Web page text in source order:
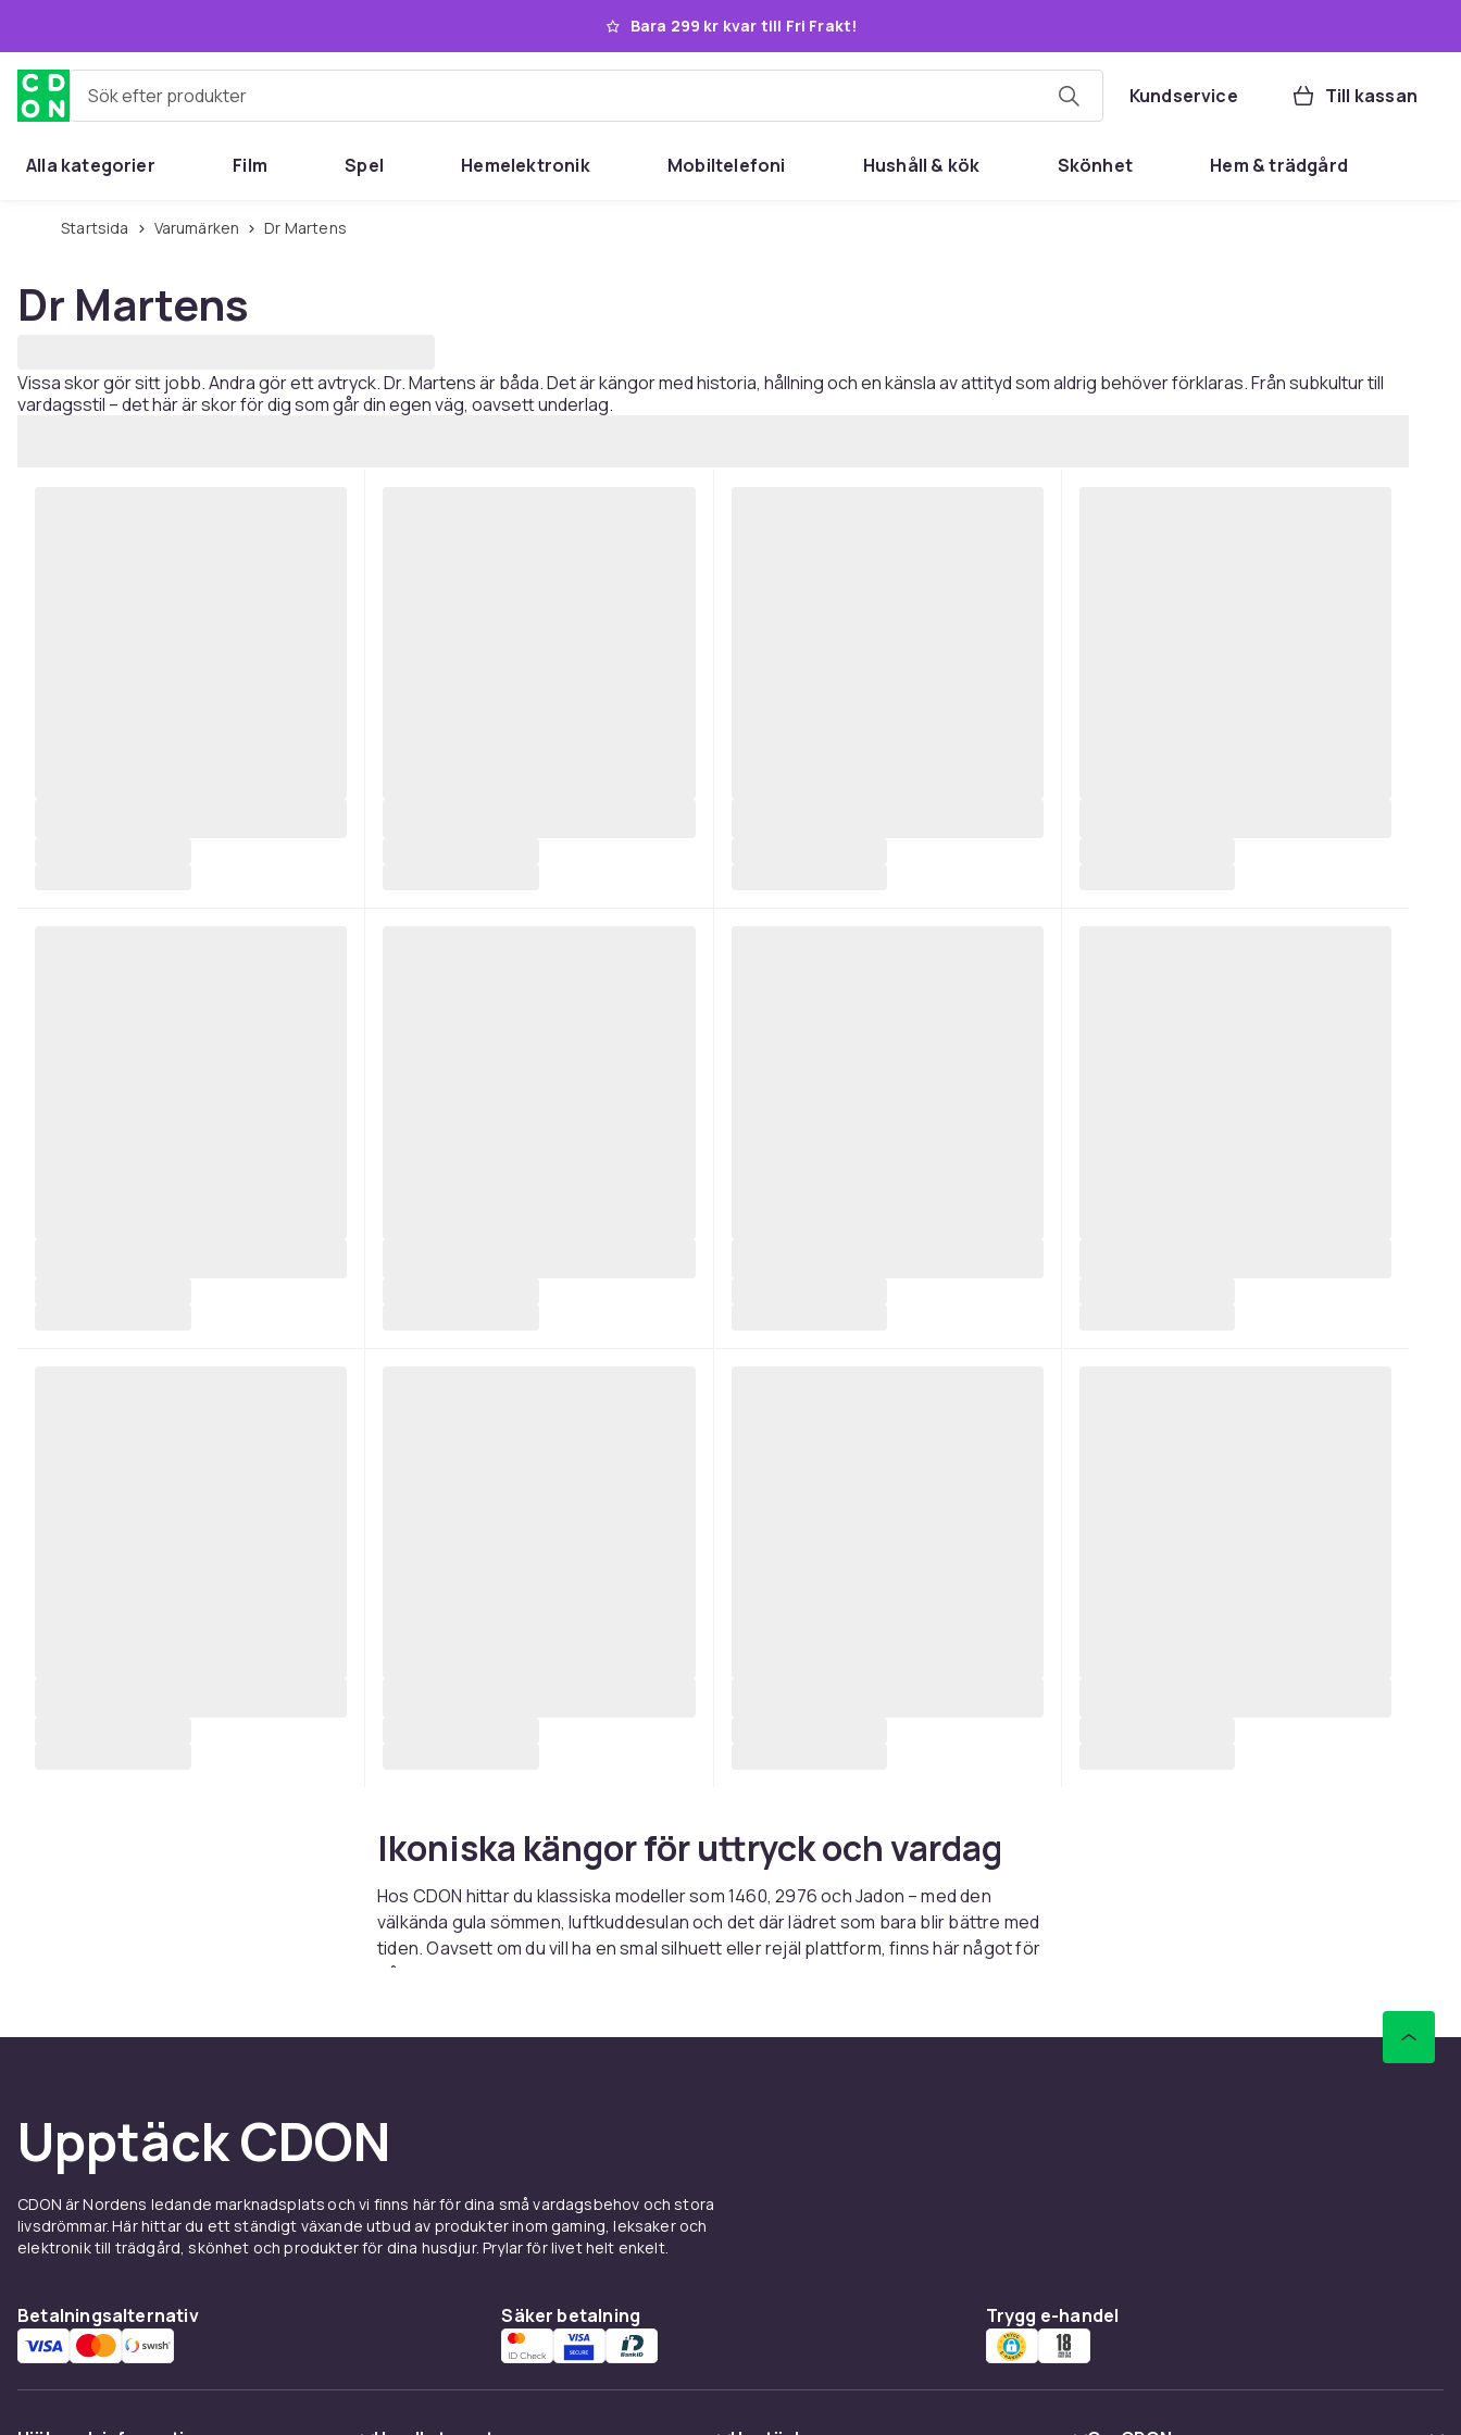
Bara 299 kr kvar till Fri Frakt!
Sök efter produkter Kundservice Till kassan
Alla kategorier Film Spel Hemelektronik Mobiltelefoni Hushåll & kök Skönhet Hem & trädgård
Startsida Varumärken Dr Martens
Dr Martens
Vissa skor gör sitt jobb. Andra gör ett avtryck. Dr. Martens är båda. Det är kängor med historia, hållning och en känsla av attityd som aldrig behöver förklaras. Från subkultur till
vardagsstil – det här är skor för dig som går din egen väg, oavsett underlag.
Ikoniska kängor för uttryck och vardag
Hos CDON hittar du klassiska modeller som 1460, 2976 och Jadon – med den
välkända gula sömmen, luftkuddesulan och det där lädret som bara blir bättre med
tiden. Oavsett om du vill ha en smal silhuett eller rejäl plattform, finns här något för
både vardag och statement. Svarta, vinröda eller vita – men alltid med samma själ.
För henne, honom och personlig stil
kostym eller jacka. Det är unisex i bästa bemärkelse: skor som gör jobbet, men
också säger något.
En del av en hållbar stilidentitet
Att dra på sig ett par Dr. Martens är inte bara ett stilval – det är ett statement. De
mer känns de som dina. Det handlar inte om trender, det handlar om personlighet –
Byggda för att användas, inte ersättas
Upptäck CDON
CDON är Nordens ledande marknadsplats och vi finns här för dina små vardagsbehov och stora
livsdrömmar. Här hittar du ett ständigt växande utbud av produkter inom gaming, leksaker och
elektronik till trädgård, skönhet och produkter för dina husdjur. Prylar för livet helt enkelt.
Betalningsalternativ Säker betalning Trygg e-handel